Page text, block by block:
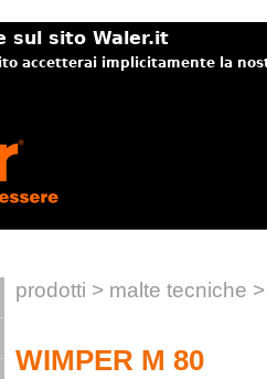
sul sito Waler.it
accetterai implicitamente la
prodotti > malte tecniche
WIMPER M 80